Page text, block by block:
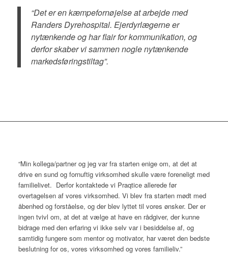
“Det er en kæmpefornøjelse at arbejde med
Randers Dyrehospital. Ejerdyrlægerne er
nytænkende og har flair for kommunikation, og
derfor skaber vi sammen nogle nytænkende
markedsføringstiltag”.
“Min kollega/partner og jeg var fra starten enige om, at det at
drive en sund og fornuftig virksomhed skulle være foreneligt med
familielivet. Derfor kontaktede vi Praqtice allerede før
overtagelsen af vores virksomhed. Vi blev fra starten mødt med
åbenhed og forståelse, og der blev lyttet til vores ønsker. Der er
ingen tvivl om, at det at vælge at have en rådgiver, der kunne
bidrage med den erfaring vi ikke selv var i besiddelse af, og
samtidig fungere som mentor og motivator, har været den bedste
beslutning for os, vores virksomhed og vores familieliv.”